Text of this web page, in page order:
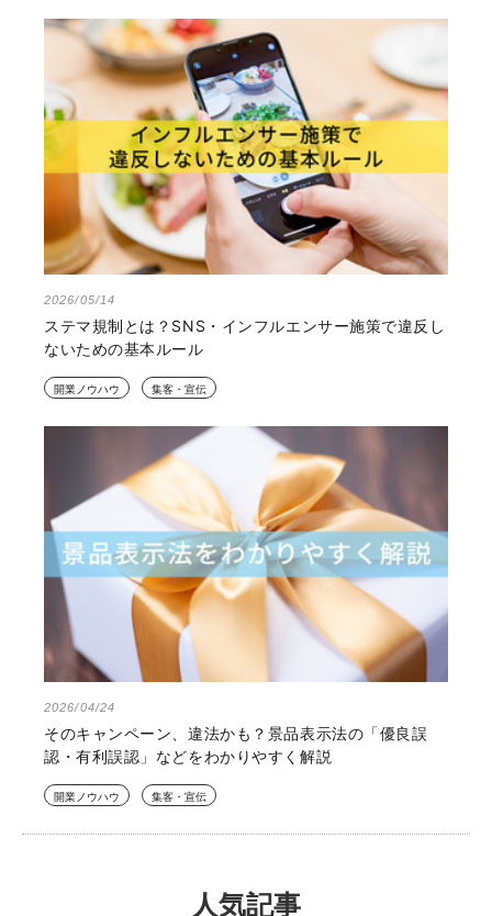
2026/05/14
ステマ規制とは？SNS・インフルエンサー施策で違反し
ないための基本ルール
開業ノウハウ 集客・宣伝
2026/04/24
そのキャンペーン、違法かも？景品表示法の「優良誤
認・有利誤認」などをわかりやすく解説
開業ノウハウ 集客・宣伝
人気記事